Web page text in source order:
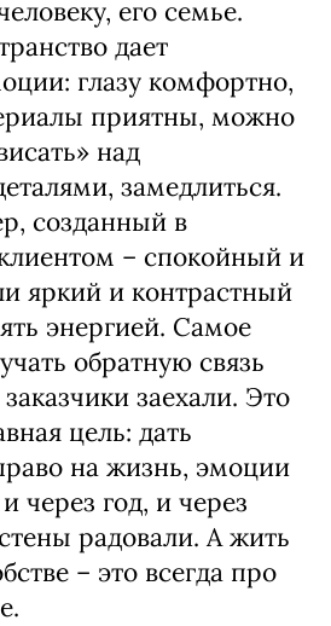
его семье.
дает
глазу комфортно,
приятны, можно
над
замедлиться.
созданный в
– спокойный и
яркий и контрастный
энергией. Самое
обратную связь
заехали. Это
цель: дать
на жизнь, эмоции
через год, и через
радовали. А жить
– это всегда про